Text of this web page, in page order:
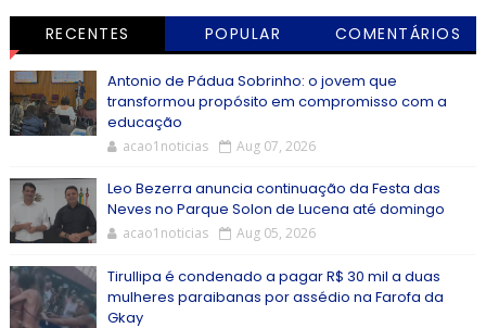
RECENTES POPULAR COMENTÁRIOS
Antonio de Pádua Sobrinho: o jovem que
transformou propósito em compromisso com a
educação
acao1noticias Aug 07, 2026
Leo Bezerra anuncia continuação da Festa das
Neves no Parque Solon de Lucena até domingo
acao1noticias Aug 05, 2026
Tirullipa é condenado a pagar R$ 30 mil a duas
mulheres paraibanas por assédio na Farofa da
Gkay